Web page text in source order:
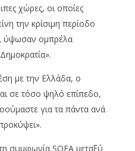
χώρες, οι οποίες
την κρίσιμη περίοδο
ύψωσαν ομπρέλα
με την Ελλάδα, ο
σε τόσο ψηλό επίπεδο,
για τα πάντα ανά
συμφωνία SOFA μεταξύ